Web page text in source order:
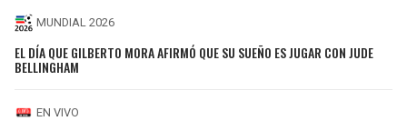
MUNDIAL 2026
EL DÍA QUE GILBERTO MORA AFIRMÓ QUE SU SUEÑO ES JUGAR CON JUDE
BELLINGHAM
EN VIVO